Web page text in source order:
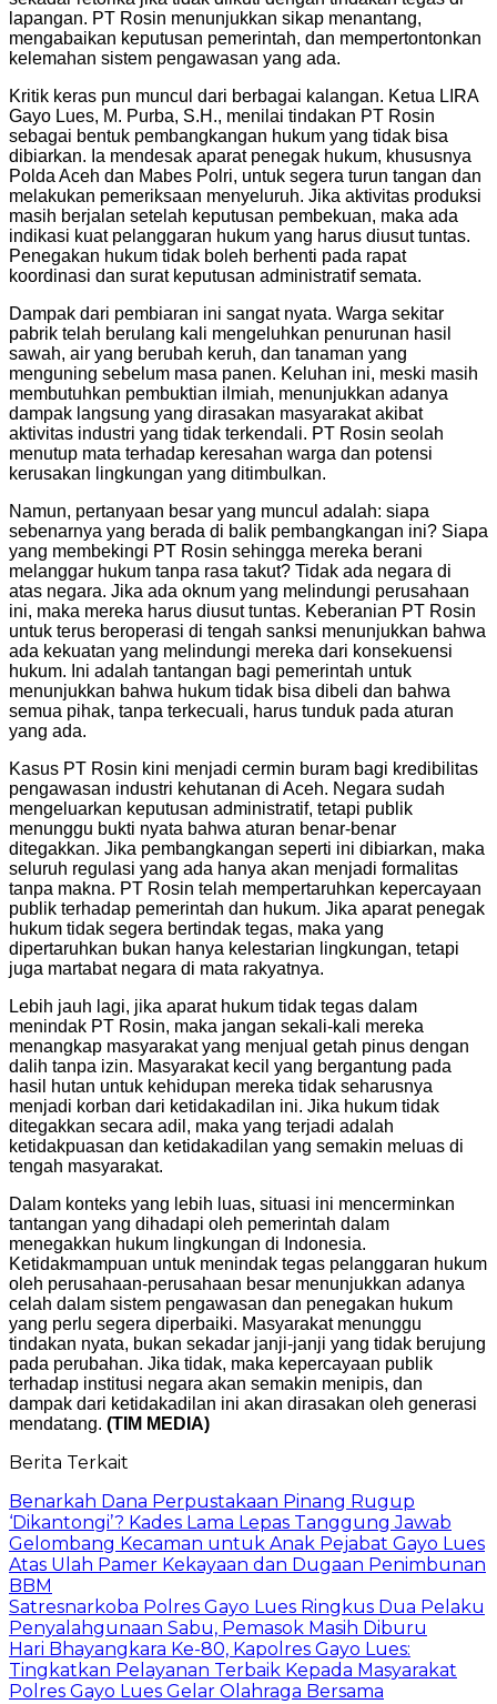
lapangan. PT Rosin menunjukkan sikap menantang,
mengabaikan keputusan pemerintah, dan mempertontonkan
kelemahan sistem pengawasan yang ada.
Kritik keras pun muncul dari berbagai kalangan. Ketua LIRA
Gayo Lues, M. Purba, S.H., menilai tindakan PT Rosin
sebagai bentuk pembangkangan hukum yang tidak bisa
dibiarkan. Ia mendesak aparat penegak hukum, khususnya
Polda Aceh dan Mabes Polri, untuk segera turun tangan dan
melakukan pemeriksaan menyeluruh. Jika aktivitas produksi
masih berjalan setelah keputusan pembekuan, maka ada
indikasi kuat pelanggaran hukum yang harus diusut tuntas.
Penegakan hukum tidak boleh berhenti pada rapat
koordinasi dan surat keputusan administratif semata.
Dampak dari pembiaran ini sangat nyata. Warga sekitar
pabrik telah berulang kali mengeluhkan penurunan hasil
sawah, air yang berubah keruh, dan tanaman yang
menguning sebelum masa panen. Keluhan ini, meski masih
membutuhkan pembuktian ilmiah, menunjukkan adanya
dampak langsung yang dirasakan masyarakat akibat
aktivitas industri yang tidak terkendali. PT Rosin seolah
menutup mata terhadap keresahan warga dan potensi
kerusakan lingkungan yang ditimbulkan.
Namun, pertanyaan besar yang muncul adalah: siapa
sebenarnya yang berada di balik pembangkangan ini? Siapa
yang membekingi PT Rosin sehingga mereka berani
melanggar hukum tanpa rasa takut? Tidak ada negara di
atas negara. Jika ada oknum yang melindungi perusahaan
ini, maka mereka harus diusut tuntas. Keberanian PT Rosin
untuk terus beroperasi di tengah sanksi menunjukkan bahwa
ada kekuatan yang melindungi mereka dari konsekuensi
hukum. Ini adalah tantangan bagi pemerintah untuk
menunjukkan bahwa hukum tidak bisa dibeli dan bahwa
semua pihak, tanpa terkecuali, harus tunduk pada aturan
yang ada.
Kasus PT Rosin kini menjadi cermin buram bagi kredibilitas
pengawasan industri kehutanan di Aceh. Negara sudah
mengeluarkan keputusan administratif, tetapi publik
menunggu bukti nyata bahwa aturan benar-benar
ditegakkan. Jika pembangkangan seperti ini dibiarkan, maka
seluruh regulasi yang ada hanya akan menjadi formalitas
tanpa makna. PT Rosin telah mempertaruhkan kepercayaan
publik terhadap pemerintah dan hukum. Jika aparat penegak
hukum tidak segera bertindak tegas, maka yang
dipertaruhkan bukan hanya kelestarian lingkungan, tetapi
juga martabat negara di mata rakyatnya.
Lebih jauh lagi, jika aparat hukum tidak tegas dalam
menindak PT Rosin, maka jangan sekali-kali mereka
menangkap masyarakat yang menjual getah pinus dengan
dalih tanpa izin. Masyarakat kecil yang bergantung pada
hasil hutan untuk kehidupan mereka tidak seharusnya
menjadi korban dari ketidakadilan ini. Jika hukum tidak
ditegakkan secara adil, maka yang terjadi adalah
ketidakpuasan dan ketidakadilan yang semakin meluas di
tengah masyarakat.
Dalam konteks yang lebih luas, situasi ini mencerminkan
tantangan yang dihadapi oleh pemerintah dalam
menegakkan hukum lingkungan di Indonesia.
Ketidakmampuan untuk menindak tegas pelanggaran hukum
oleh perusahaan-perusahaan besar menunjukkan adanya
celah dalam sistem pengawasan dan penegakan hukum
yang perlu segera diperbaiki. Masyarakat menunggu
tindakan nyata, bukan sekadar janji-janji yang tidak berujung
pada perubahan. Jika tidak, maka kepercayaan publik
terhadap institusi negara akan semakin menipis, dan
dampak dari ketidakadilan ini akan dirasakan oleh generasi
mendatang. (TIM MEDIA)
Berita Terkait
Benarkah Dana Perpustakaan Pinang Rugup
‘Dikantongi’? Kades Lama Lepas Tanggung Jawab
Gelombang Kecaman untuk Anak Pejabat Gayo Lues
Atas Ulah Pamer Kekayaan dan Dugaan Penimbunan
BBM
Satresnarkoba Polres Gayo Lues Ringkus Dua Pelaku
Penyalahgunaan Sabu, Pemasok Masih Diburu
Hari Bhayangkara Ke-80, Kapolres Gayo Lues:
Tingkatkan Pelayanan Terbaik Kepada Masyarakat
Polres Gayo Lues Gelar Olahraga Bersama